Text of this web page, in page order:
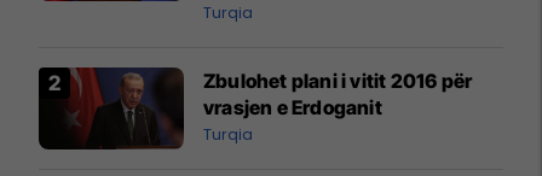
Turqia
Zbulohet plani i vitit 2016 për
vrasjen e Erdoganit
Turqia